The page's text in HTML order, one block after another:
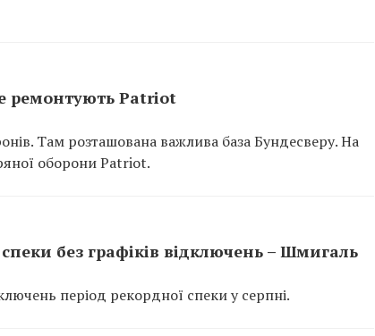
ремонтують Patriot
Там розташована важлива база Бундесверу. На
оборони Patriot.
без графіків відключень – Шмигаль
період рекордної спеки у серпні.